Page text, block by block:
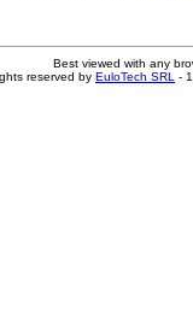
Best viewed with any
reserved by EuloTech SRL -